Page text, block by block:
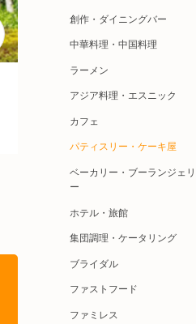
創作・ダイニングバー
中華料理・中国料理
ラーメン
アジア料理・エスニック
カフェ
パティスリー・ケーキ屋
ベーカリー・ブーランジェリ
ー
ホテル・旅館
集団調理・ケータリング
ブライダル
ファストフード
ファミレス